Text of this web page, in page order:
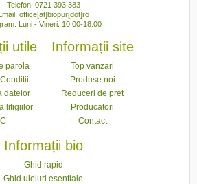
Telefon: 0721 393 383
office[at]biopur[dot]ro
Luni - Vineri: 10:00-18:00
utile
parola
datelor
litigiilor
Informații site
Top vanzari
Produse noi
Reduceri de pret
Producatori
Contact
Informații bio
Ghid rapid
Ghid uleiuri esentiale